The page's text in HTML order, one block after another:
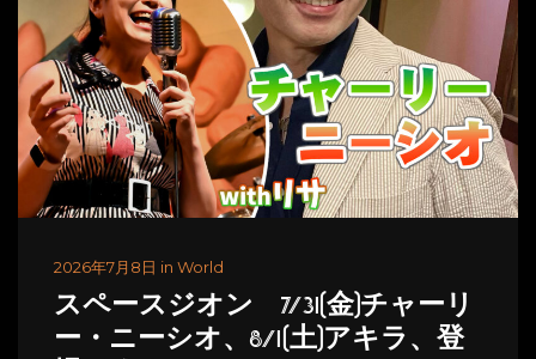
2026年7月8日 in World
スペースジオン 7/31(金)チャーリ
ー・ニーシオ、8/1(土)アキラ、登